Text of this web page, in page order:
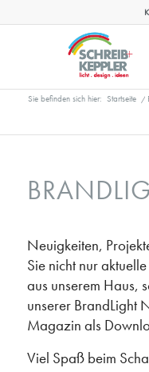
Sie befinden sich hier: Startseite /
Neuigkeiten,
Sie nicht nur
aus unserem Haus,
unserer BrandLight
Magazin als
Viel Spaß beim